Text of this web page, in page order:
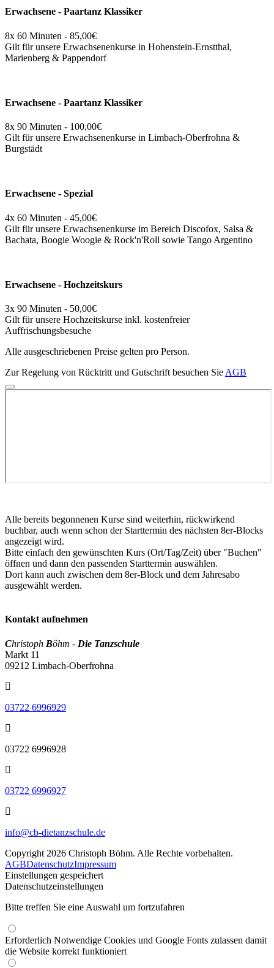
Erwachsene - Paartanz Klassiker
8x 60 Minuten - 85,00€
Gilt für unsere Erwachsenenkurse in Hohenstein-Ernstthal,
Marienberg & Pappendorf
Erwachsene - Paartanz Klassiker
8x 90 Minuten - 100,00€
Gilt für unsere Erwachsenenkurse in Limbach-Oberfrohna &
Burgstädt
Erwachsene - Spezial
4x 60 Minuten - 45,00€
Gilt für unsere Erwachsenenkurse im Bereich Discofox, Salsa &
Bachata, Boogie Woogie & Rock'n'Roll sowie Tango Argentino
Erwachsene - Hochzeitskurs
3x 90 Minuten - 50,00€
Gilt für unsere Hochzeitskurse inkl. kostenfreier
Auffrischungsbesuche
Alle ausgeschriebenen Preise gelten pro Person.
Zur Regelung von Rücktritt und Gutschrift besuchen Sie AGB
Alle bereits begonnenen Kurse sind weiterhin, rückwirkend
buchbar, auch wenn schon der Starttermin des nächsten 8er-Blocks
angezeigt wird.
Bitte einfach den gewünschten Kurs (Ort/Tag/Zeit) über "Buchen"
öffnen und dann den passenden Starttermin auswählen.
Dort kann auch zwischen dem 8er-Block und dem Jahresabo
ausgewählt werden.
Kontakt aufnehmen
Christoph Böhm - Die Tanzschule
Markt 11
09212 Limbach-Oberfrohna
03722 6996929
03722 6996928
03722 6996927
info@cb-dietanzschule.de
Copyright 2026 Christoph Böhm. Alle Rechte vorbehalten.
AGBDatenschutzImpressum
Einstellungen gespeichert
Datenschutzeinstellungen
Bitte treffen Sie eine Auswahl um fortzufahren
Erforderlich Notwendige Cookies und Google Fonts zulassen damit
die Website korrekt funktioniert